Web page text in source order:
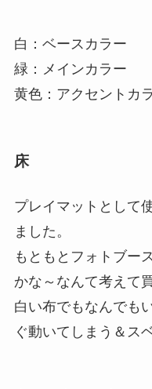
白：ベースカラー
緑：メインカラー
黄色：アクセントカ
床
プレイマットとして
ました。
もともとフォトブー
かな～なんて考えて
白い布でもなんでも
ぐ動いてしまう＆ス